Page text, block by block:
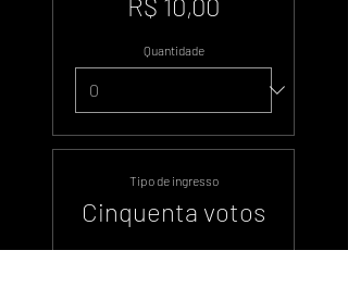
Quantidade
Tipo de ingresso
Cinquenta votos